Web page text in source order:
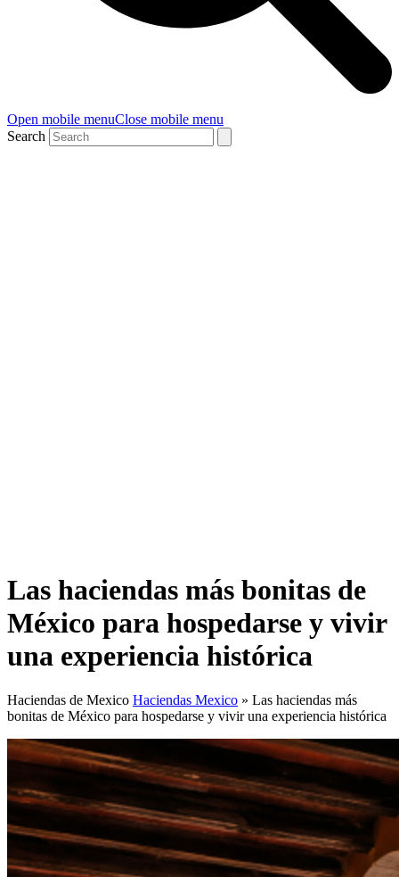
Open mobile menuClose mobile menu
Search
Las haciendas más bonitas de
México para hospedarse y vivir
una experiencia histórica
Haciendas de Mexico Haciendas Mexico » Las haciendas más
bonitas de México para hospedarse y vivir una experiencia histórica